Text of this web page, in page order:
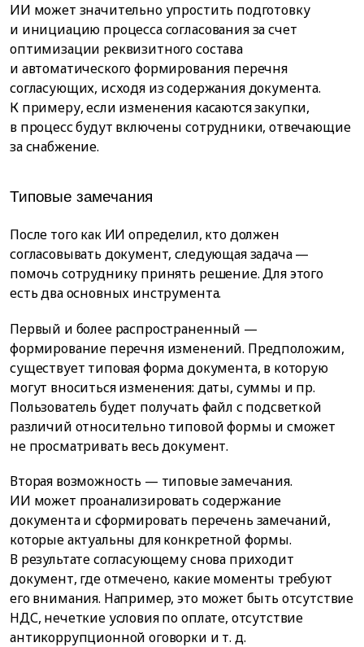
ИИ может значительно упростить подготовку
и инициацию процесса согласования за счет
оптимизации реквизитного состава
и автоматического формирования перечня
согласующих, исходя из содержания документа.
К примеру, если изменения касаются закупки,
в процесс будут включены сотрудники, отвечающие
за снабжение.
Типовые замечания
После того как ИИ определил, кто должен
согласовывать документ, следующая задача —
помочь сотруднику принять решение. Для этого
есть два основных инструмента.
Первый и более распространенный —
формирование перечня изменений. Предположим,
существует типовая форма документа, в которую
могут вноситься изменения: даты, суммы и пр.
Пользователь будет получать файл с подсветкой
различий относительно типовой формы и сможет
не просматривать весь документ.
Вторая возможность — типовые замечания.
ИИ может проанализировать содержание
документа и сформировать перечень замечаний,
которые актуальны для конкретной формы.
В результате согласующему снова приходит
документ, где отмечено, какие моменты требуют
его внимания. Например, это может быть отсутствие
НДС, нечеткие условия по оплате, отсутствие
антикоррупционной оговорки и т. д.